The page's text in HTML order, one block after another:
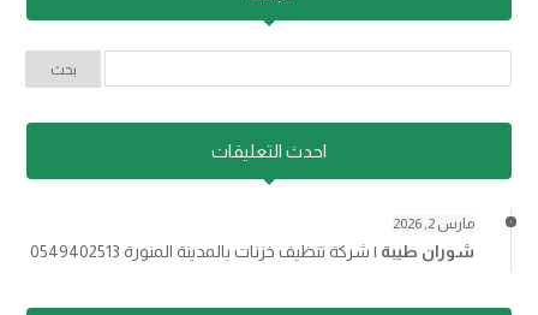
احدث التعليقات
مارس 2, 2026
شوران طيبة | شركة تنظيف خزنات بالمدينة المنورة 0549402513